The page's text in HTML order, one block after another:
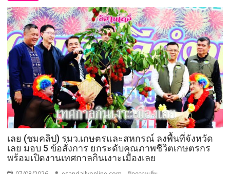
264
กำนัน
ผู้ใหญ่
บ้าน
ยอด
เยี่ยม
มอบ
แหนบ
ทองคำ
“รางวัล
เกียรติยศ
แห่ง
การ
เลย (ชมคลิป) รมว.เกษตรและสหกรณ์ ลงพื้นที่จังหวัด
เลย มอบ 5 ข้อสั่งการ ยกระดับคุณภาพชีวิตเกษตรกร
พร้อมเปิดงานเทศกาลกินเงาะเมืองเลย